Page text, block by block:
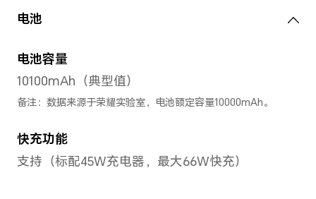
屏幕色域
10.7亿色，DCI-P3广色域
备注：10.7亿色是指10bit色深（8bit